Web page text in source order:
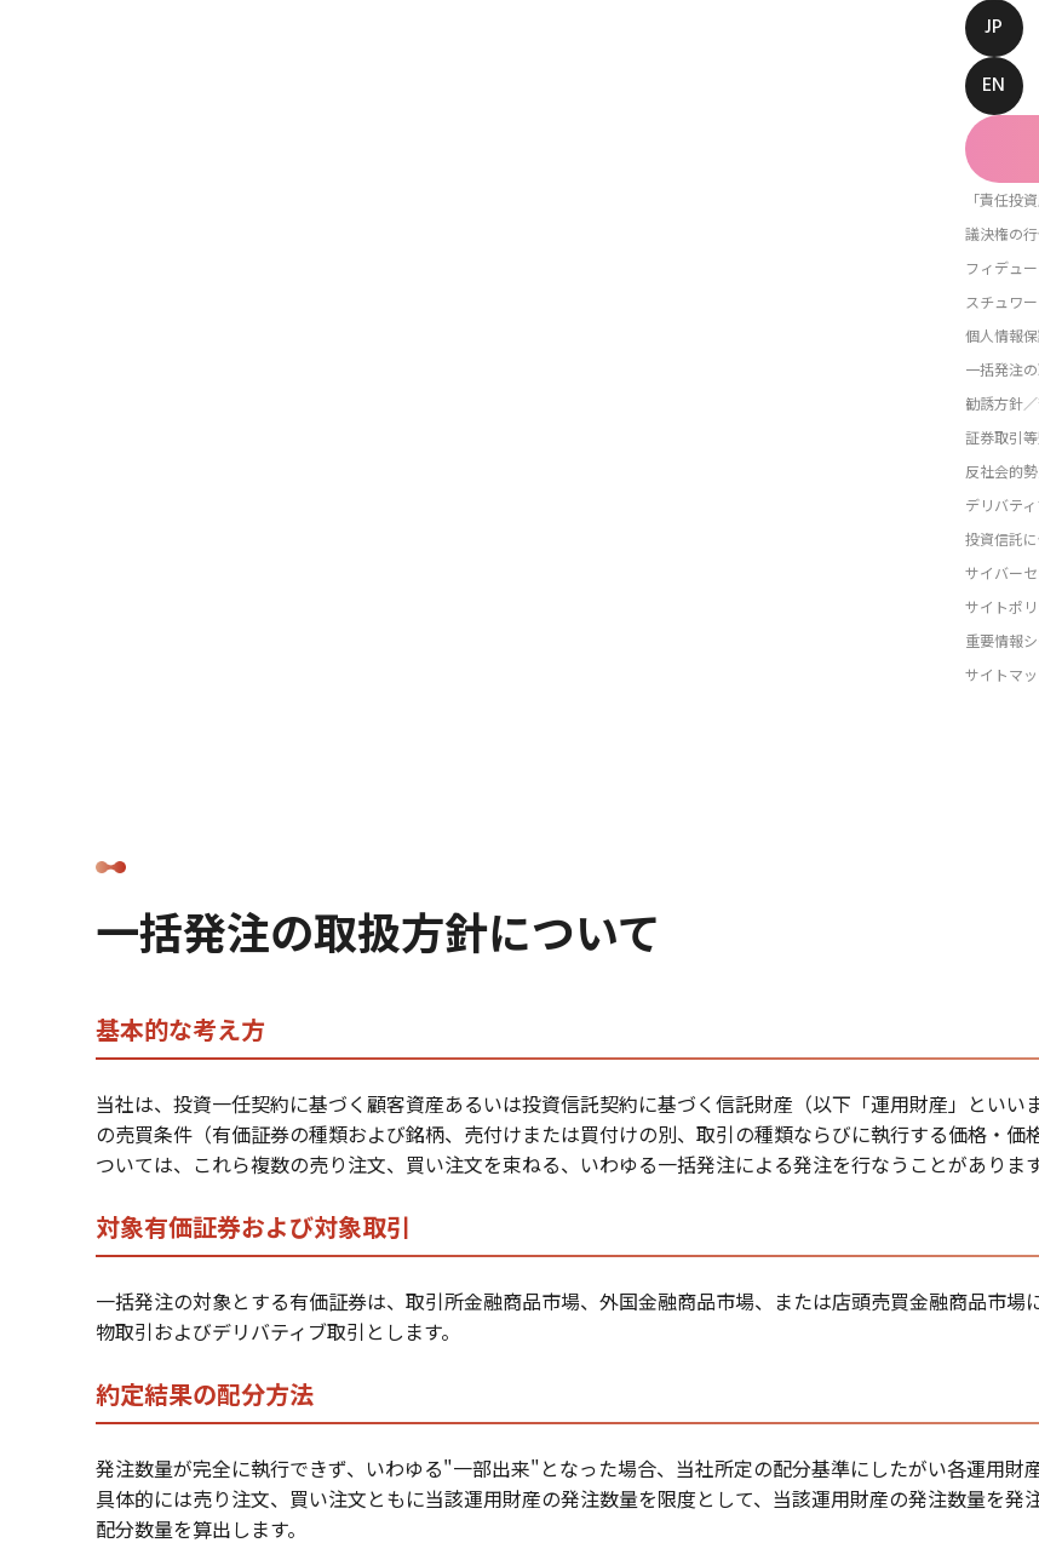
JP
EN
「責任投
議決権の
フィデュ
スチュワ
個人情報
一括発注
勧誘方針
証券取引
反社会的
デリバテ
投資信託
サイバー
サイトポ
重要情報
サイトマ
一括発注の取扱方針について
基本的な考え方
当社は、投資一任契約に基づく顧客資産あるいは投資信託契約に基づく信託財産（以下「運用財産」とい
の売買条件（有価証券の種類および銘柄、売付けまたは買付けの別、取引の種類ならびに執行する価格・
ついては、これら複数の売り注文、買い注文を束ねる、いわゆる一括発注による発注を行なうことがあります
対象有価証券および対象取引
一括発注の対象とする有価証券は、取引所金融商品市場、外国金融商品市場、または店頭売買金融商品市
物取引およびデリバティブ取引とします。
約定結果の配分方法
発注数量が完全に執行できず、いわゆる"一部出来"となった場合、当社所定の配分基準にしたがい各運用財産
具体的には売り注文、買い注文ともに当該運用財産の発注数量を限度として、当該運用財産の発注数量を発
配分数量を算出します。